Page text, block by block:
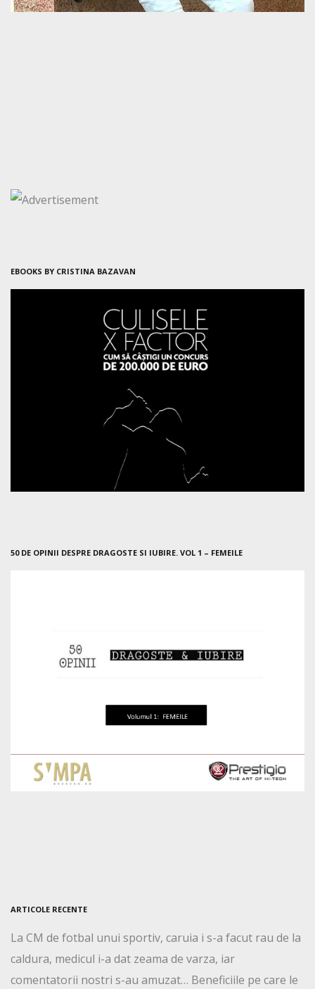
EBOOKS BY CRISTINA BAZAVAN
50 DE OPINII DESPRE DRAGOSTE SI IUBIRE. VOL 1 – FEMEILE
ARTICOLE RECENTE
La CM de fotbal unui sportiv, caruia i s-a facut rau de la
caldura, medicul i-a dat zeama de varza, iar
comentatorii nostri s-au amuzat… Beneficiile pe care le